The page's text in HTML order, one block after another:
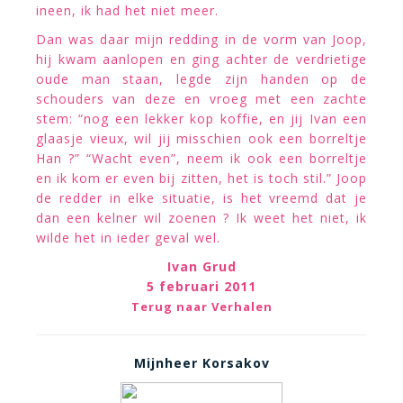
ineen, ik had het niet meer.
Dan was daar mijn redding in de vorm van Joop,
hij kwam aanlopen en ging achter de verdrietige
oude man staan, legde zijn handen op de
schouders van deze en vroeg met een zachte
stem: “nog een lekker kop koffie, en jij Ivan een
glaasje vieux, wil jij misschien ook een borreltje
Han ?” “Wacht even”, neem ik ook een borreltje
en ik kom er even bij zitten, het is toch stil.” Joop
de redder in elke situatie, is het vreemd dat je
dan een kelner wil zoenen ? Ik weet het niet, ik
wilde het in ieder geval wel.
Ivan Grud
5 februari 2011
Terug naar Verhalen
Mijnheer Korsakov